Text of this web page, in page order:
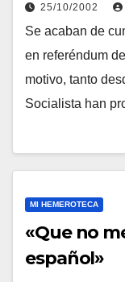
25/10/2002
Se acaban de
en referéndum
motivo, tanto
Socialista han
MI HEMEROTECA
«Que no
español»